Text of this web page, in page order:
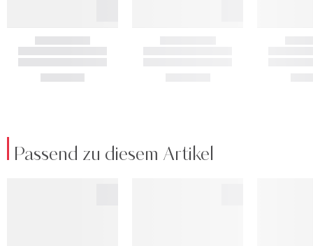
Passend zu diesem Artikel